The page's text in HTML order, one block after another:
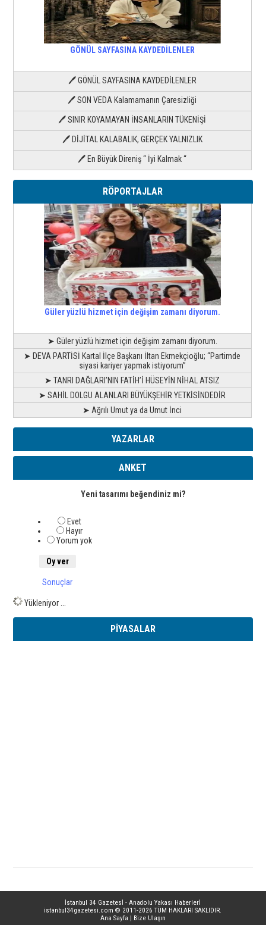
GÖNÜL SAYFASINA KAYDEDİLENLER
🖊 GÖNÜL SAYFASINA KAYDEDİLENLER
🖊 SON VEDA Kalamamanın Çaresizliği
🖊 SINIR KOYAMAYAN İNSANLARIN TÜKENİŞİ
🖊 DİJİTAL KALABALIK, GERÇEK YALNIZLIK
🖊 En Büyük Direniş “ İyi Kalmak “
RÖPORTAJLAR
Güler yüzlü hizmet için değişim zamanı diyorum.
➤ Güler yüzlü hizmet için değişim zamanı diyorum.
➤ DEVA PARTİSİ Kartal İlçe Başkanı İltan Ekmekçioğlu; “Partimde
siyasi kariyer yapmak istiyorum”
➤ TANRI DAĞLARI’NIN FATİH’İ HÜSEYİN NİHAL ATSIZ
➤ SAHİL DOLGU ALANLARI BÜYÜKŞEHİR YETKİSİNDEDİR
➤ Ağrılı Umut ya da Umut İnci
YAZARLAR
ANKET
Yeni tasarımı beğendiniz mi?
Evet
Hayır
Yorum yok
Sonuçlar
Yükleniyor ...
PİYASALAR
İstanbul 34 Gazetesİ - Anadolu Yakası Haberlerİ
istanbul34gazetesi.com © 2011-2026 TÜM HAKLARI SAKLIDIR.
Ana Sayfa | Bize Ulaşın